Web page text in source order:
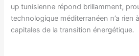
up tunisienne répond brillamment,
technologique méditerranéen n’a rien
capitales de la transition énergétique.